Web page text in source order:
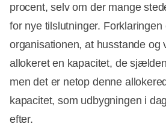
procent, selv om der mange
for nye tilslutninger. Forklaringen
organisationen, at husstande og
allokeret en kapacitet, de
men det er netop denne
kapacitet, som udbygningen i
efter.